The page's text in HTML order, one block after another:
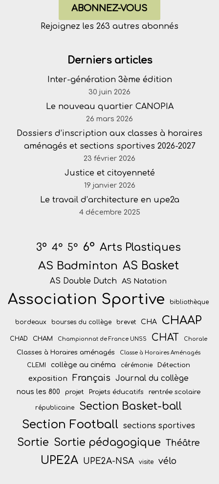
ABONNEZ-VOUS
Rejoignez les 263 autres abonnés
Derniers articles
Inter-génération 3ème édition
30 juin 2026
Le nouveau quartier CANOPIA
26 mars 2026
Dossiers d’inscription aux classes à horaires
aménagés et sections sportives 2026-2027
23 février 2026
Justice et citoyenneté
19 janvier 2026
Le travail d’architecture en upe2a
4 décembre 2025
3° 4° 5° 6° Arts Plastiques
AS Badminton AS Basket
AS Double Dutch AS Natation
Association Sportive bibliothèque
bordeaux bourses du collège brevet CHA CHAAP
CHAD CHAM Championnat de France UNSS CHAT Chorale
Classes à Horaires aménagés Classe à Horaires Aménagés
CLEMI collège au cinéma cérémonie Détection
exposition Français Journal du collège
nous les 800 projet Projets éducatifs rentrée scolaire
républicaine Section Basket-ball
Section Football sections sportives
Sortie Sortie pédagogique Théâtre
UPE2A UPE2A-NSA visite vélo